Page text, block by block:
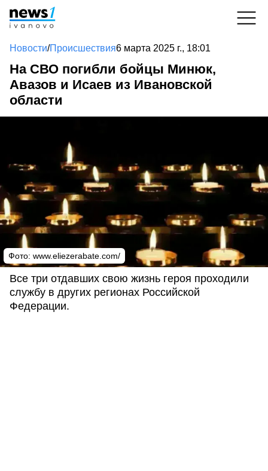
Новости/Происшествия6 марта 2025 г., 18:01
На СВО погибли бойцы Минюк,
Авазов и Исаев из Ивановской
области
Фото: www.eliezerabate.com/
Все три отдавших свою жизнь героя проходили
службу в других регионах Российской
Федерации.